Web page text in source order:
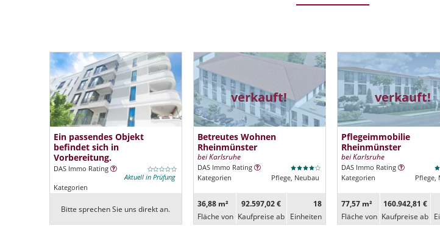
Ein passendes Objekt
befindet sich in
Vorbereitung.
DAS Immo Rating
Aktuell in Prüfung
Kategorien
Bitte sprechen Sie uns direkt an.
verkauft!
Betreutes Wohnen
Rheinmünster
bei Karlsruhe
DAS Immo Rating
Kategorien
Pflege, Neubau
36,88 m²
Fläche von
92.597,02 €
Kaufpreise ab
18
Ein­heiten
verkauft!
Pflegeimmobilie
Rheinmünster
bei Karlsruhe
DAS Immo Rating
Kategorien
Pflege,
77,57 m²
Fläche von
160.942,81 €
Kaufpreise ab